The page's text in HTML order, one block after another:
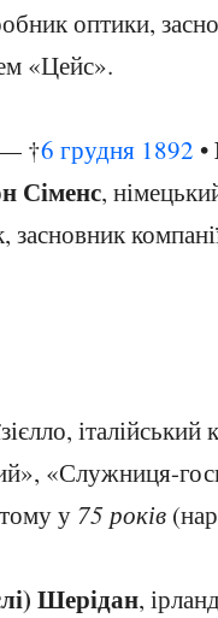
оптики,
«Цейс».
†6 грудня 1892 •
Сіменс,
засновник
«Служниця-
у 75 років
Шерідан,